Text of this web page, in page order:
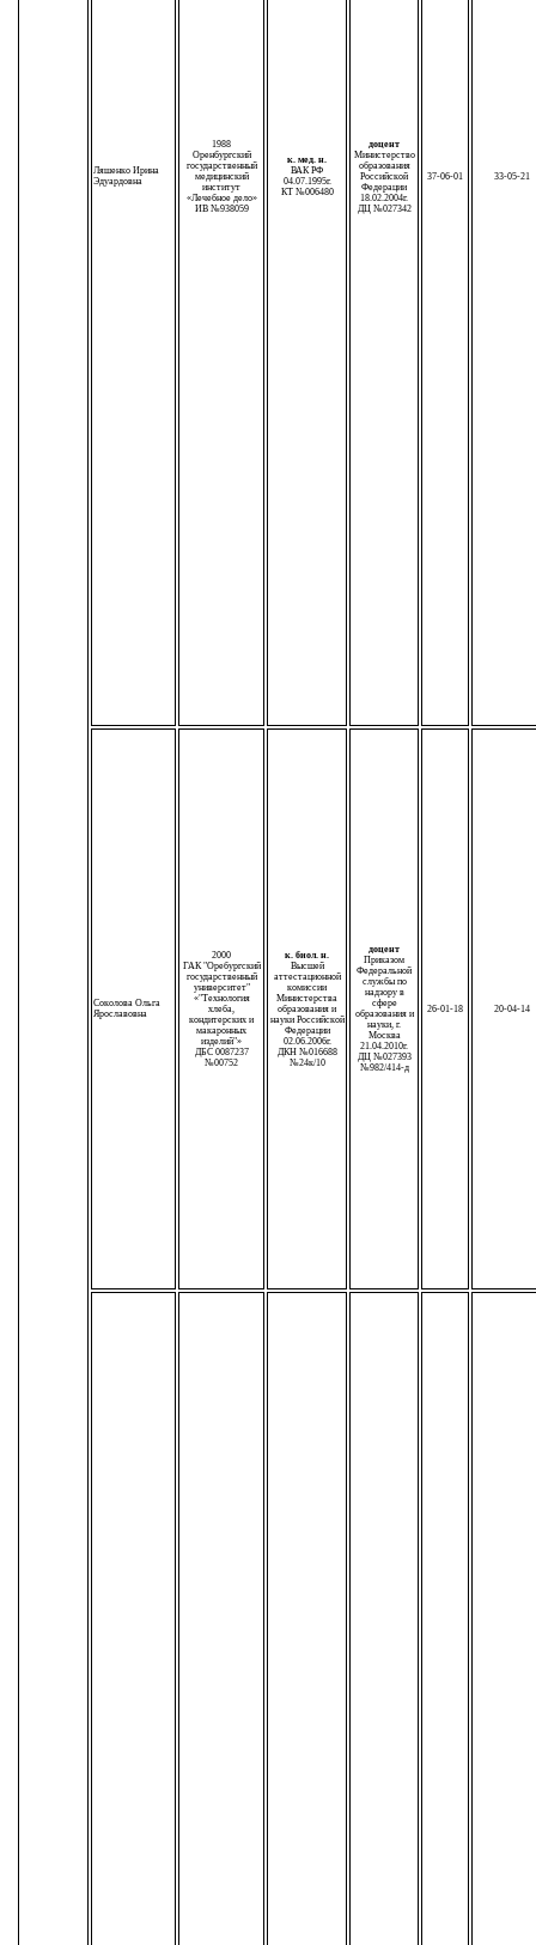
Ляшенко Ирина
Эдуардовна
1988
Оренбургский
государственный
медицинский
институт
«Лечебное дело»
ИВ №938059
к. мед. н.
ВАК РФ
04.07.1995г.
КТ №006480
доцент
Министерство
образования
Российской
Федерации
18.02.2004г.
ДЦ №027342
37-06-01 33-05-21
Соколова Ольга
Ярославовна
2000
ГАК "Оребургский
государственный
университет"
«"Технология
хлеба,
кондитерских и
макаронных
изделий"»
ДБС 0087237
№00752
к. биол. н.
Высшей
аттестационной
комиссии
Министерства
образования и
науки Российской
Федерации
02.06.2006г.
ДКН №016688
№24к/10
доцент
Приказом
Федеральной
службы по
надзору в
сфере
образования и
науки, г.
Москва
21.04.2010г.
ДЦ №027393
№982/414-д
26-01-18 20-04-14